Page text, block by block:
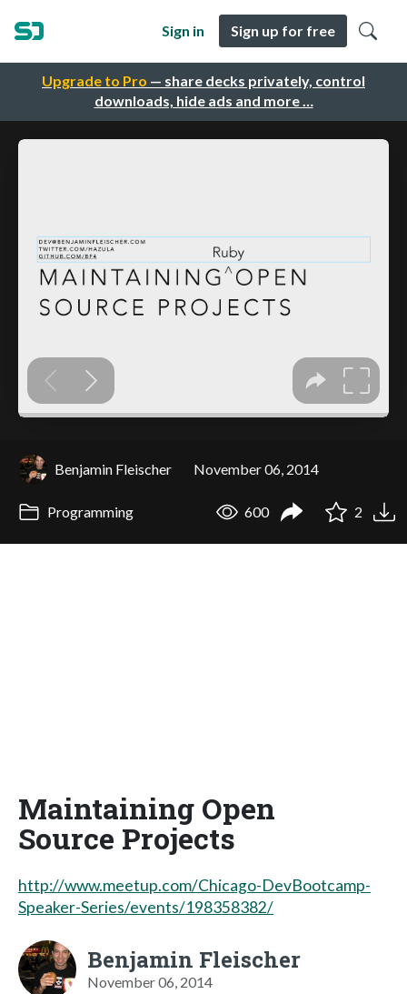
Upgrade to Pro — share decks privately, control
downloads, hide ads and more …
Sign in Sign up for free
Benjamin Fleischer November 06, 2014
Programming 600 2
Maintaining Open
Source Projects
http://www.meetup.com/Chicago-DevBootcamp-
Speaker-Series/events/198358382/
Benjamin Fleischer
November 06, 2014